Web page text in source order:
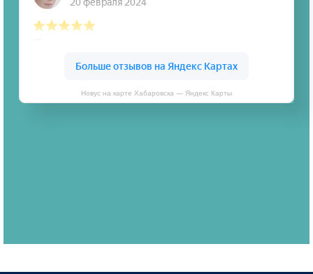
Новус на карте Хабаровска — Яндекс Карты